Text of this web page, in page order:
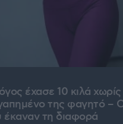
έχασε 10 κιλά
της φαγητό –
έκαναν τη διαφορά